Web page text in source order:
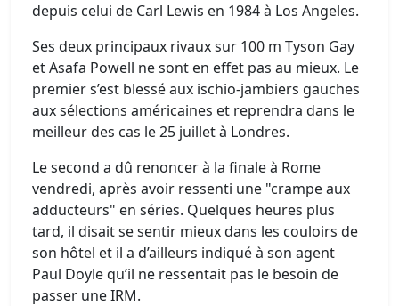
depuis celui de Carl Lewis en 1984 à Los Angeles.
Ses deux principaux rivaux sur 100 m Tyson Gay
et Asafa Powell ne sont en effet pas au mieux. Le
premier s’est blessé aux ischio-jambiers gauches
aux sélections américaines et reprendra dans le
meilleur des cas le 25 juillet à Londres.
Le second a dû renoncer à la finale à Rome
vendredi, après avoir ressenti une "crampe aux
adducteurs" en séries. Quelques heures plus
tard, il disait se sentir mieux dans les couloirs de
son hôtel et il a d’ailleurs indiqué à son agent
Paul Doyle qu’il ne ressentait pas le besoin de
passer une IRM.